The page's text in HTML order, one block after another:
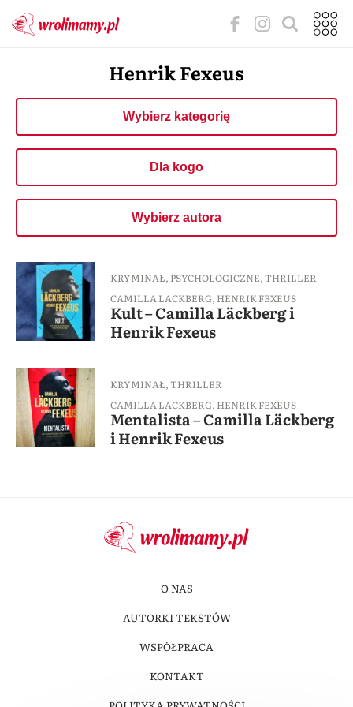
Henrik Fexeus
Wybierz kategorię
Dla kogo
Wybierz autora
KRYMINAŁ, PSYCHOLOGICZNE,THRILLER
CAMILLA LACKBERG, HENRIK FEXEUS
Kult – Camilla Läckberg i
Henrik Fexeus
KRYMINAŁ,THRILLER
CAMILLA LACKBERG, HENRIK FEXEUS
Mentalista – Camilla Läckberg
i Henrik Fexeus
O NAS
AUTORKI TEKSTÓW
WSPÓŁPRACA
KONTAKT